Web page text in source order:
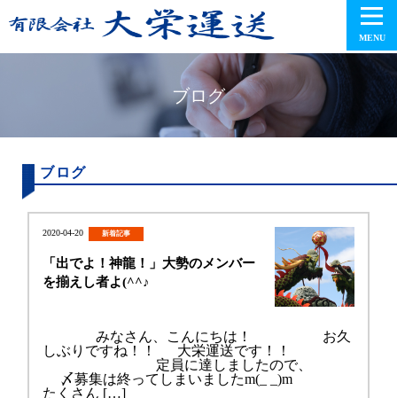
MENU
ブログ
ブログ
2020-04-20 新着記事
「出でよ！神龍！」大勢のメンバー
を揃えし者よ(^^♪
みなさん、こんにちは！ お久
しぶりですね！！ 大栄運送です！！
定員に達しましたので、
〆募集は終ってしまいましたm(_ _)m
たくさん […]